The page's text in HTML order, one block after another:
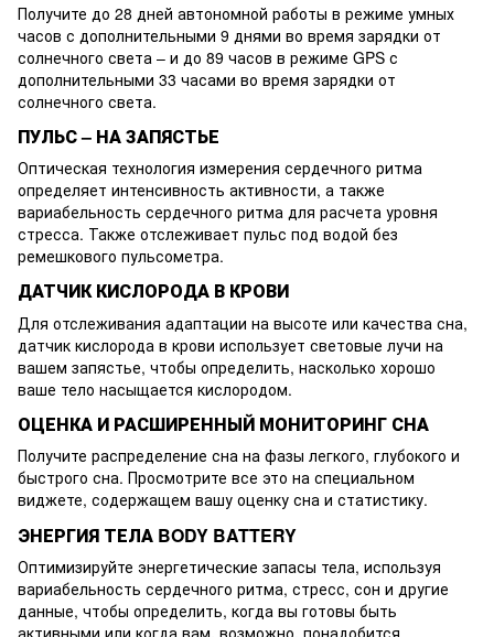
Получите до 28 дней автономной работы в режиме умных
часов с дополнительными 9 днями во время зарядки от
солнечного света – и до 89 часов в режиме GPS с
дополнительными 33 часами во время зарядки от
солнечного света.
ПУЛЬС – НА ЗАПЯСТЬЕ
Оптическая технология измерения сердечного ритма
определяет интенсивность активности, а также
вариабельность сердечного ритма для расчета уровня
стресса. Также отслеживает пульс под водой без
ремешкового пульсометра.
ДАТЧИК КИСЛОРОДА В КРОВИ
Для отслеживания адаптации на высоте или качества сна,
датчик кислорода в крови использует световые лучи на
вашем запястье, чтобы определить, насколько хорошо
ваше тело насыщается кислородом.
ОЦЕНКА И РАСШИРЕННЫЙ МОНИТОРИНГ СНА
Получите распределение сна на фазы легкого, глубокого и
быстрого сна. Просмотрите все это на специальном
виджете, содержащем вашу оценку сна и статистику.
ЭНЕРГИЯ ТЕЛА BODY BATTERY
Оптимизируйте энергетические запасы тела, используя
вариабельность сердечного ритма, стресс, сон и другие
данные, чтобы определить, когда вы готовы быть
активными или когда вам, возможно, понадобится